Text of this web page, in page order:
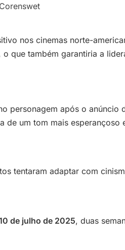
nos cinemas norte-
o que também garantiria a
personagem após o anúncio
de um tom mais
tentaram adaptar com
de julho de 2025, duas